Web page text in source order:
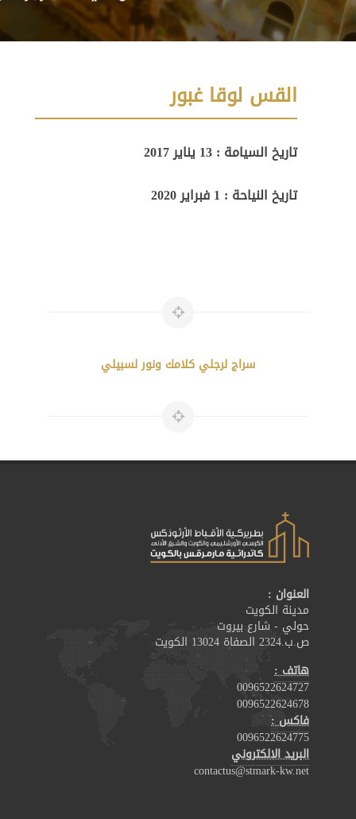
القس لوقا غبور
تاريخ السيامة : 13 يناير 2017
تاريخ النياحة : 1 فبراير 2020
سراج لرجلي كلامك ونور لسبيلي
العنوان :
مدينة الكويت
حولي - شارع بيروت
ص.ب.2324 الصفاة 13024 الكويت
هاتف :
0096522624727
0096522624678
فاكس :
0096522624775
البريد الالكتروني
contactus@stmark-kw.net